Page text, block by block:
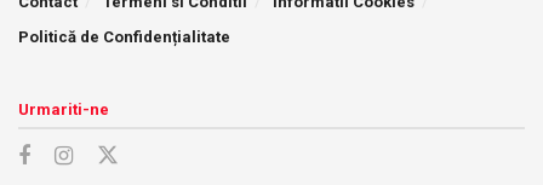
Politică de Confidențialitate
Urmariti-ne